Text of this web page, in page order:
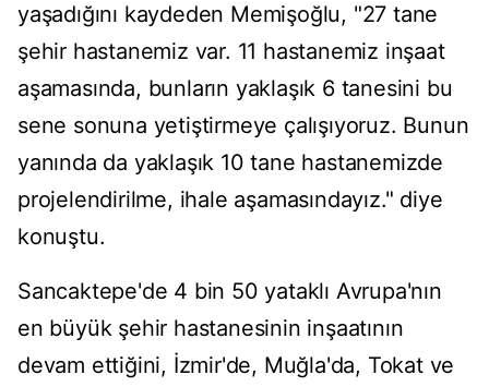
yaşadığını kaydeden Memişoğlu, "27 tane
şehir hastanemiz var. 11 hastanemiz inşaat
aşamasında, bunların yaklaşık 6 tanesini bu
sene sonuna yetiştirmeye çalışıyoruz. Bunun
yanında da yaklaşık 10 tane hastanemizde
projelendirilme, ihale aşamasındayız." diye
konuştu.
Sancaktepe'de 4 bin 50 yataklı Avrupa'nın
en büyük şehir hastanesinin inşaatının
devam ettiğini, İzmir'de, Muğla'da, Tokat ve